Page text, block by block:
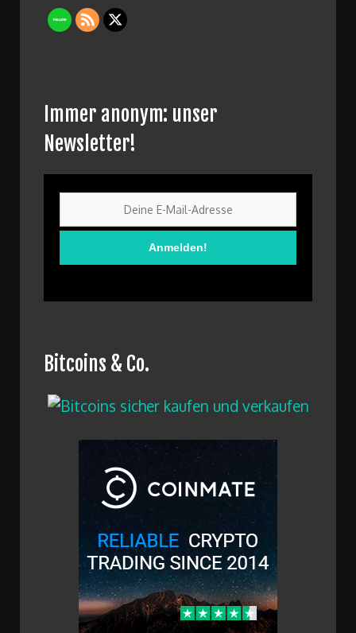
Immer anonym: unser
Newsletter!
Bitcoins & Co.